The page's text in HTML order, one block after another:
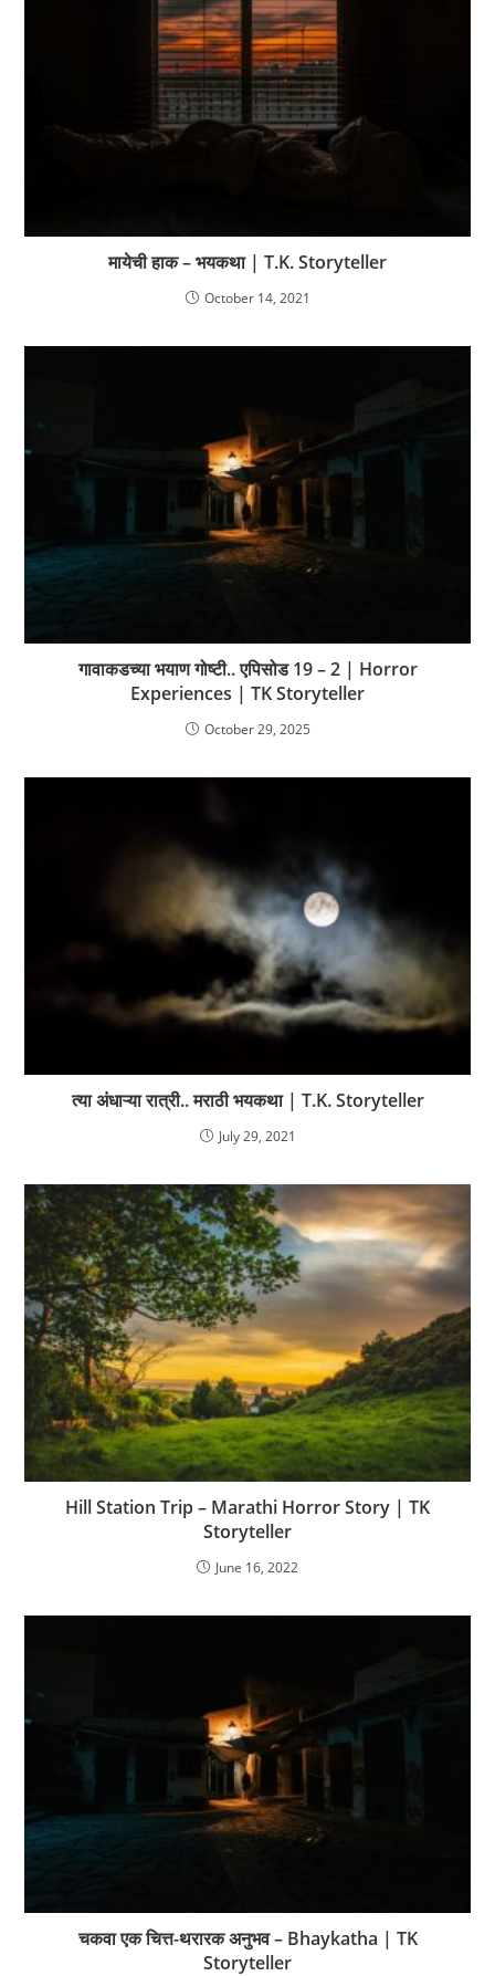
मायेची हाक – भयकथा | T.K. Storyteller
October 14, 2021
गावाकडच्या भयाण गोष्टी.. एपिसोड 19 – 2 | Horror
Experiences | TK Storyteller
October 29, 2025
त्या अंधाऱ्या रात्री.. मराठी भयकथा | T.K. Storyteller
July 29, 2021
Hill Station Trip – Marathi Horror Story | TK
Storyteller
June 16, 2022
चकवा एक चित्त-थरारक अनुभव – Bhaykatha | TK
Storyteller